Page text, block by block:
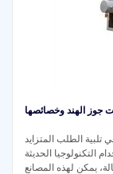
جوز الهند وخصائصها
الطلب المتزايد
التكنولوجيا الحديثة
يمكن لهذه المصانع